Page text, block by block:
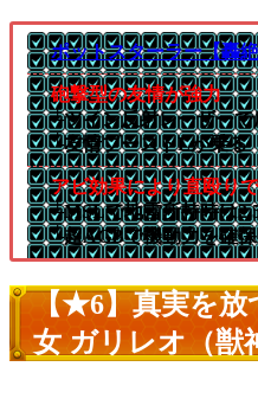
ポットスターラー【轟
砲撃型の友情が強力
└ツイン反射レーザー
└友情ブーストLが乗る
アビ効果により直殴り
└MSLで地雷所持時は
└超AGBで機動力を確保
【★6】真実を放
女 ガリレオ（獣